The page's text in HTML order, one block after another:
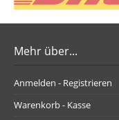
Mehr über...
Anmelden - Registrieren
Warenkorb - Kasse